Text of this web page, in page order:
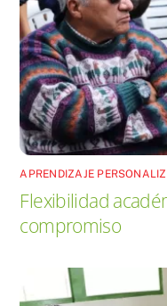
APRENDIZAJE
Flexibilidad
compromiso